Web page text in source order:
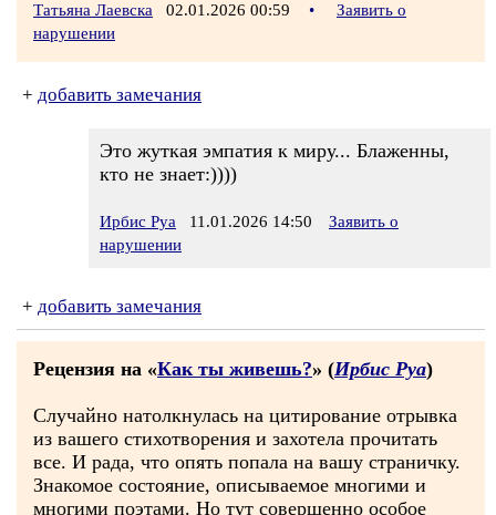
Татьяна Лаевска 02.01.2026 00:59 •
Заявить о
нарушении
+ добавить замечания
Это жуткая эмпатия к миру... Блаженны,
кто не знает:))))
Ирбис Руа 11.01.2026 14:50
Заявить о
нарушении
+ добавить замечания
Рецензия на «Как ты живешь?» (Ирбис Руа)
Случайно натолкнулась на цитирование отрывка
из вашего стихотворения и захотела прочитать
все. И рада, что опять попала на вашу страничку.
Знакомое состояние, описываемое многими и
многими поэтами. Но тут совершенно особое